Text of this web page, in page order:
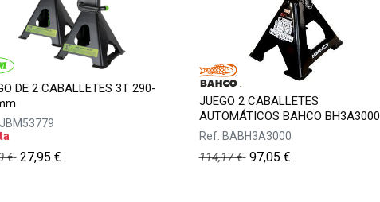
DE 2 CABALLETES 3T 290-
JBM53779
€ 27,95 €
JUEGO 2 CABALLETES
AUTOMÁTICOS BAHCO BH3A3000
Ref. BABH3A3000
114,17€ 97,05 €